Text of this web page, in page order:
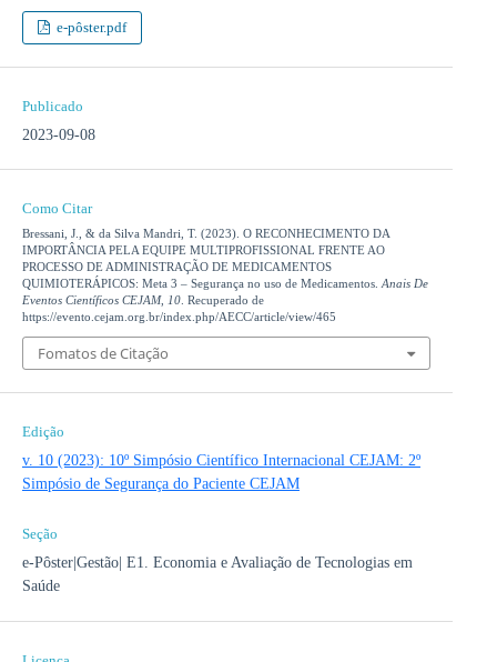
e-pôster.pdf
Publicado
2023-09-08
Como Citar
Bressani, J., & da Silva Mandri, T. (2023). O RECONHECIMENTO DA
IMPORTÂNCIA PELA EQUIPE MULTIPROFISSIONAL FRENTE AO
PROCESSO DE ADMINISTRAÇÃO DE MEDICAMENTOS
QUIMIOTERÁPICOS: Meta 3 – Segurança no uso de Medicamentos. Anais De
Eventos Científicos CEJAM, 10. Recuperado de
https://evento.cejam.org.br/index.php/AECC/article/view/465
Fomatos de Citação
Edição
v. 10 (2023): 10º Simpósio Científico Internacional CEJAM: 2º
Simpósio de Segurança do Paciente CEJAM
Seção
e-Pôster|Gestão| E1. Economia e Avaliação de Tecnologias em
Saúde